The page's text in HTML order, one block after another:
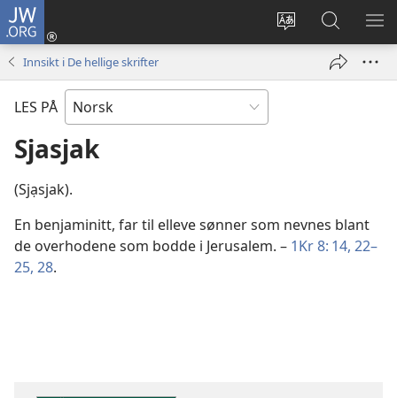
JW.ORG
Endre
Logg
inn
vindu)
Søk
på
JW.ORG
VIS
Innsikt i De hellige skrifter
LES PÅ
Sjasjak
(Sjạsjak).
En benjaminitt, far til elleve sønner som nevnes blant
de overhodene som bodde i Jerusalem. – 1Kr 8: 14, 22–
25, 28.